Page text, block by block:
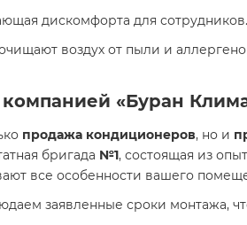
дискомфорта для сотрудников.
воздух от пыли и
«Буран
продажа кондиционеров, но и
бригада №1, состоящая из
все особенности вашего
заявленные сроки монтажа,